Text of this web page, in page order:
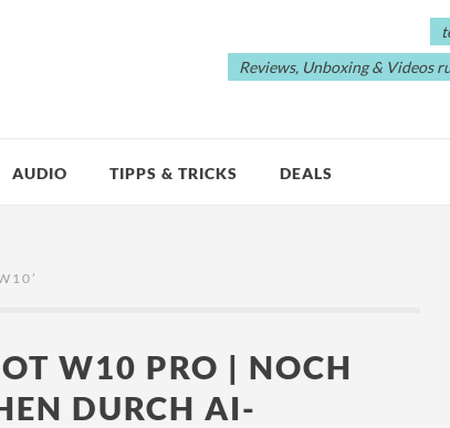
Reviews, Unboxing & Videos
AUDIO TIPPS & TRICKS DEALS
’
W10 PRO | NOCH
DURCH AI-